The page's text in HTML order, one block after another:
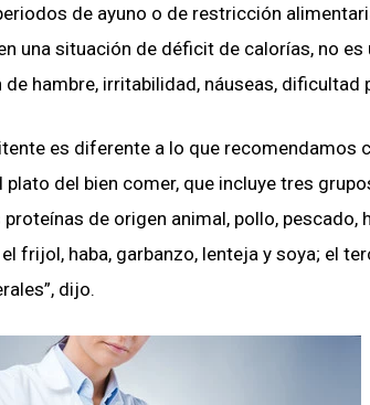
de ayuno o de restricción
una situación de déficit de calorías, no
hambre, irritabilidad, náuseas, dificultad
es diferente a lo que
plato del bien comer, que incluye tres
de origen animal, pollo,
frijol, haba, garbanzo, lenteja y soya; el
dijo.